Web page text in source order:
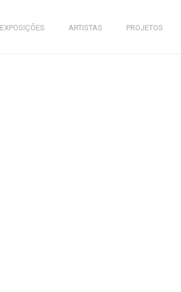
EXPOSIÇÕES ARTISTAS PROJETOS